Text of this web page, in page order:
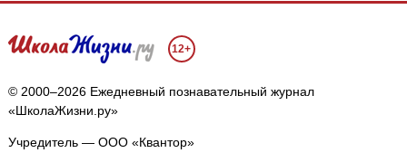
12+
© 2000–2026 Ежедневный познавательный журнал
«ШколаЖизни.ру»
Учредитель — ООО «Квантор»